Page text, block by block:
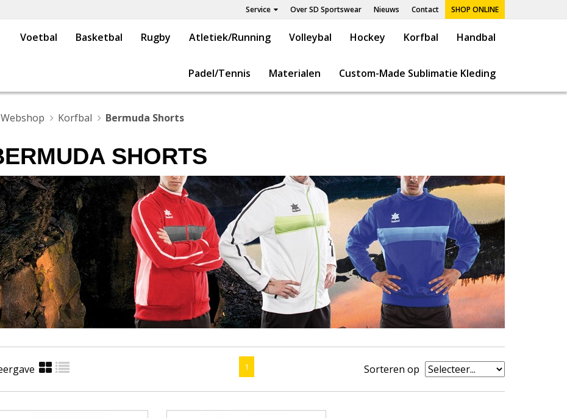
Service Over SD Sportswear Nieuws Contact SHOP ONLINE
Voetbal Basketbal Rugby Atletiek/Running Volleybal Hockey Korfbal Handbal
Padel/Tennis Materialen Custom-Made Sublimatie Kleding
Webshop Korfbal Bermuda Shorts
SHORTS
Sorteren op
1